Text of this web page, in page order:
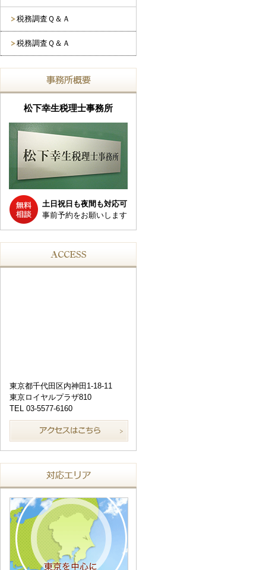
税務調査Ｑ＆Ａ
税務調査Ｑ＆Ａ
松下幸生税理士事務所
土日祝日も夜間も対応可
事前予約をお願いします
東京都千代田区内神田1-18-11
東京ロイヤルプラザ810
TEL 03-5577-6160